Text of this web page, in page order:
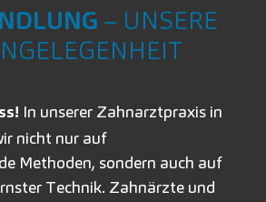
– UNSERE
In unserer Zahnarztpraxis in
nicht nur auf
Methoden, sondern auch auf
Technik. Zahnärzte und